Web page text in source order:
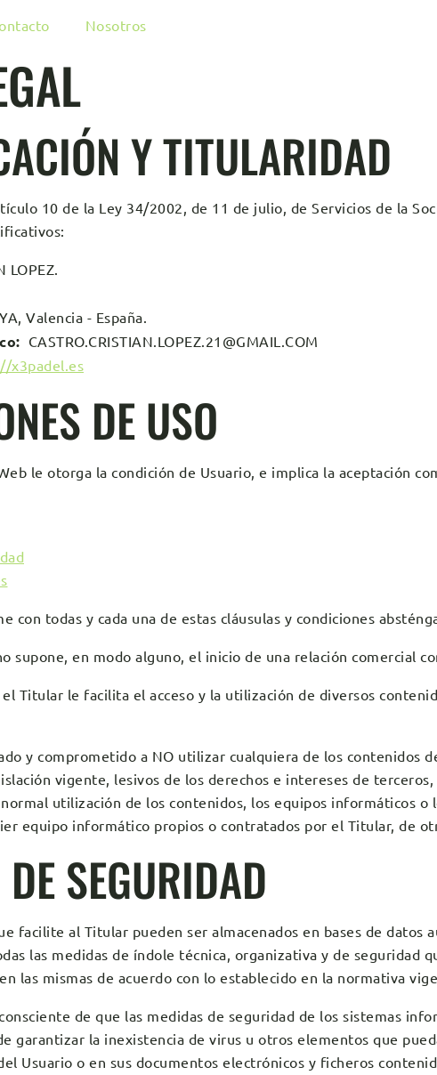
Nosotros
Y TITULARIDAD
10 de la Ley 34/2002, de 11 de julio, de Servicios de la
LOPEZ.
Valencia - España.
CASTRO.CRISTIAN.LOPEZ.21@GMAIL.COM
x3padel.es
DE USO
le otorga la condición de Usuario, e implica la aceptación
con todas y cada una de estas cláusulas y condiciones
supone, en modo alguno, el inicio de una relación comercial
Titular le facilita el acceso y la utilización de diversos
y comprometido a NO utilizar cualquiera de los contenidos
vigente, lesivos de los derechos e intereses de
utilización de los contenidos, los equipos informáticos o
equipo informático propios o contratados por el Titular, de
SEGURIDAD
facilite al Titular pueden ser almacenados en bases de
las medidas de índole técnica, organizativa y de seguridad
las mismas de acuerdo con lo establecido en la normativa
de que las medidas de seguridad de los sistemas
garantizar la inexistencia de virus u otros elementos que
Usuario o en sus documentos electrónicos y ficheros